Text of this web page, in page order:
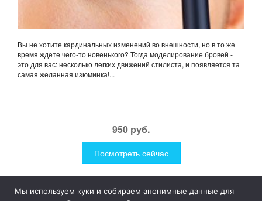
Вы не хотите кардинальных изменений во внешности, но в то же
время ждете чего-то новенького? Тогда моделирование бровей -
это для вас: несколько легких движений стилиста, и появляется та
самая желанная изюминка!...
950 руб.
Посмотреть сейчас
1Like
Мы используем куки и собираем анонимные данные для